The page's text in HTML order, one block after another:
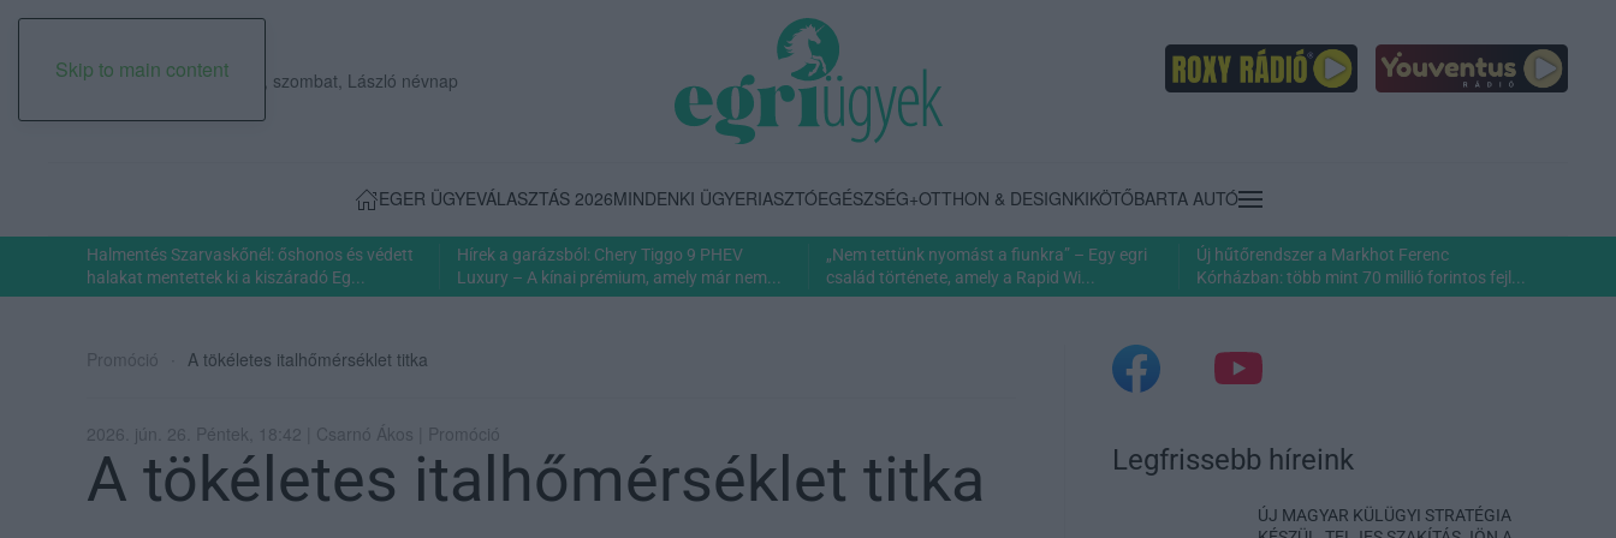
Skip to main content
2026. augusztus 08., szombat, László névnap
EGER ÜGYEVÁLASZTÁS 2026MINDENKI ÜGYERIASZTÓEGÉSZSÉG+OTTHON & DESIGNKIKÖTŐBARTA AUTÓ
Halmentés Szarvaskőnél: őshonos és védett
halakat mentettek ki a kiszáradó Eg...
Hírek a garázsból: Chery Tiggo 9 PHEV
Luxury – A kínai prémium, amely már nem...
„Nem tettünk nyomást a fiunkra” – Egy egri
család története, amely a Rapid Wi...
Új hűtőrendszer a Markhot Ferenc
Kórházban: több mint 70 millió forintos fejl...
Promóció A tökéletes italhőmérséklet titka
2026. jún. 26. Péntek, 18:42 | Csarnó Ákos | Promóció
A tökéletes italhőmérséklet titka Legfrissebb híreink
ÚJ MAGYAR KÜLÜGYI STRATÉGIA